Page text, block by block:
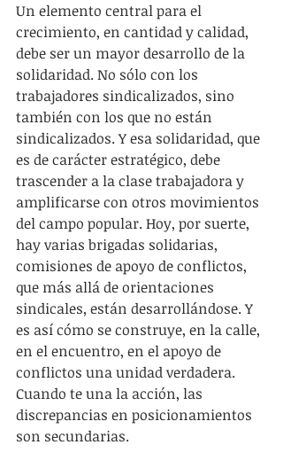
Un elemento central para el
crecimiento, en cantidad y calidad,
debe ser un mayor desarrollo de la
solidaridad. No sólo con los
trabajadores sindicalizados, sino
también con los que no están
sindicalizados. Y esa solidaridad, que
es de carácter estratégico, debe
trascender a la clase trabajadora y
amplificarse con otros movimientos
del campo popular. Hoy, por suerte,
hay varias brigadas solidarias,
comisiones de apoyo de conflictos,
que más allá de orientaciones
sindicales, están desarrollándose. Y
es así cómo se construye, en la calle,
en el encuentro, en el apoyo de
conflictos una unidad verdadera.
Cuando te una la acción, las
discrepancias en posicionamientos
son secundarias.